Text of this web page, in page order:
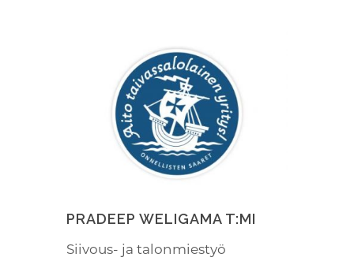
PRADEEP WELIGAMA T:MI
Siivous- ja talonmiestyö